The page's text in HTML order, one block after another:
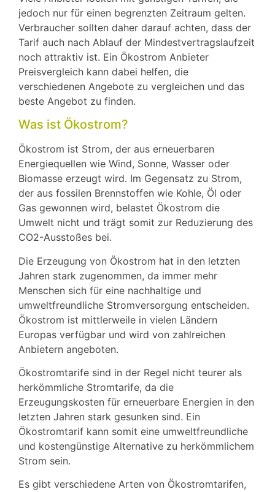
jedoch nur für einen begrenzten Zeitraum gelten.
Verbraucher sollten daher darauf achten, dass der
Tarif auch nach Ablauf der Mindestvertragslaufzeit
noch attraktiv ist. Ein Ökostrom Anbieter
Preisvergleich kann dabei helfen, die
verschiedenen Angebote zu vergleichen und das
beste Angebot zu finden.
Was ist Ökostrom?
Ökostrom ist Strom, der aus erneuerbaren
Energiequellen wie Wind, Sonne, Wasser oder
Biomasse erzeugt wird. Im Gegensatz zu Strom,
der aus fossilen Brennstoffen wie Kohle, Öl oder
Gas gewonnen wird, belastet Ökostrom die
Umwelt nicht und trägt somit zur Reduzierung des
CO2-Ausstoßes bei.
Die Erzeugung von Ökostrom hat in den letzten
Jahren stark zugenommen, da immer mehr
Menschen sich für eine nachhaltige und
umweltfreundliche Stromversorgung entscheiden.
Ökostrom ist mittlerweile in vielen Ländern
Europas verfügbar und wird von zahlreichen
Anbietern angeboten.
Ökostromtarife sind in der Regel nicht teurer als
herkömmliche Stromtarife, da die
Erzeugungskosten für erneuerbare Energien in den
letzten Jahren stark gesunken sind. Ein
Ökostromtarif kann somit eine umweltfreundliche
und kostengünstige Alternative zu herkömmlichem
Strom sein.
Es gibt verschiedene Arten von Ökostromtarifen,